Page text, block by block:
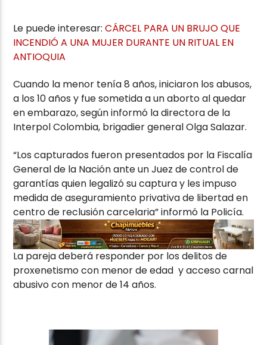
Le puede interesar:CÁRCEL PARA UN BRUJO QUE
INCENDIÓ A UNA MUJER DURANTE UN RITUAL EN
ANTIOQUIA
Cuando la menor tenía 8 años, iniciaron los abusos,
a los 10 años y fue sometida a un aborto al quedar
en embarazo, según informó la directora de la
Interpol Colombia, brigadier general Olga Salazar.
“Los capturados fueron presentados por la Fiscalía
General de la Nación ante un Juez de control de
garantías quien legalizó su captura y les impuso
medida de aseguramiento privativa de libertad en
centro de reclusión carcelaria” informó la Policía.
La pareja deberá responder por los delitos de
proxenetismo con menor de edad y acceso carnal
abusivo con menor de 14 años.